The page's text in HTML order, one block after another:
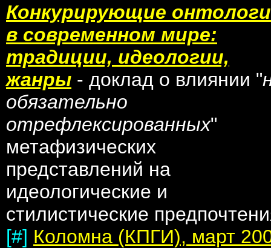
Конкурирующие
в современном мире:
традиции, идеологии,
жанры - доклад о влиянии "
обязательно
отрефлексированных"
метафизических
представлений на
идеологические и
стилистические
[#] Коломна (КПГИ), март